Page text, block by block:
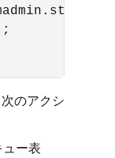
のアクシ
ー表